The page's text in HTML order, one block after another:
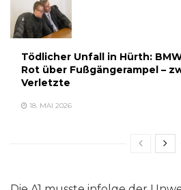
Tödlicher Unfall in Hürth:
Rot über Fußgängerampel –
Verletzte
18. MAI 2026